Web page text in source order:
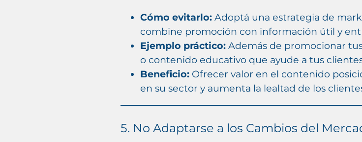
Cómo evitarlo:Adoptá una estrategia de
combine promoción con información útil y
Ejemplo práctico:Además de promocionar
o contenido educativo que ayude a tus
Beneficio:Ofrecer valor en el contenido
en su sector y aumenta la lealtad de los
5. No Adaptarse a los Cambios del